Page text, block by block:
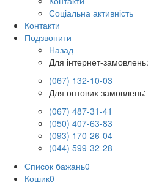
Соціальна активність
Контакти
Подзвонити
Назад
Для інтернет-замовлень:
(067) 132-10-03
Для оптових замовлень:
(067) 487-31-41
(050) 407-63-83
(093) 170-26-04
(044) 599-32-28
Список бажань0
Кошик0